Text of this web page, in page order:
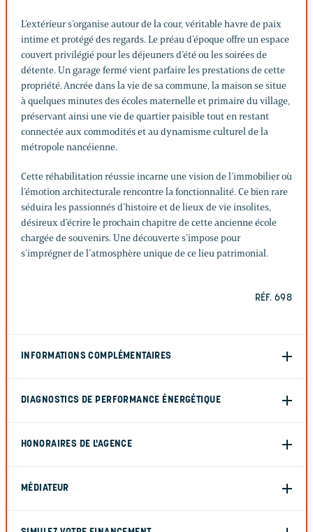
L’extérieur s’organise autour de la cour, véritable havre de paix
intime et protégé des regards. Le préau d’époque offre un espace
couvert privilégié pour les déjeuners d’été ou les soirées de
détente. Un garage fermé vient parfaire les prestations de cette
propriété. Ancrée dans la vie de sa commune, la maison se situe
à quelques minutes des écoles maternelle et primaire du village,
préservant ainsi une vie de quartier paisible tout en restant
connectée aux commodités et au dynamisme culturel de la
métropole nancéienne.
Cette réhabilitation réussie incarne une vision de l’immobilier où
l’émotion architecturale rencontre la fonctionnalité. Ce bien rare
séduira les passionnés d’histoire et de lieux de vie insolites,
désireux d’écrire le prochain chapitre de cette ancienne école
chargée de souvenirs. Une découverte s’impose pour
s’imprégner de l’atmosphère unique de ce lieu patrimonial.
RÉF. 698
INFORMATIONS COMPLÉMENTAIRES
DIAGNOSTICS DE PERFORMANCE ÉNERGÉTIQUE
HONORAIRES DE L'AGENCE
MÉDIATEUR